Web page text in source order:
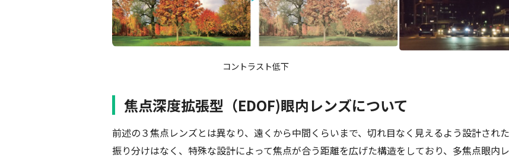
コントラスト低下
焦点深度拡張型（EDOF)眼内レンズについて
前述の３焦点レンズとは異なり、遠くから中間くらいまで、切れ目なく見えるよう設計され
振り分けはなく、特殊な設計によって焦点が合う距離を広げた構造をしており、多焦点眼内